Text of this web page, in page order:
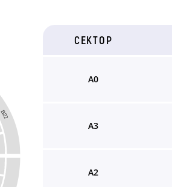
B22
СЕКТОР
A0
A3
A2